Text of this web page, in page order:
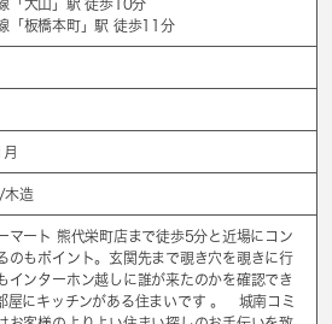
「 大山 」駅 徒歩10分
「 板橋本町」駅 徒歩11分
木造
マート 熊代栄町店まで徒歩5分と近場にコン
のもポイント。玄関先まで覗き穴を覗きに行
インターホン越しに誰が来たのかを確認でき
屋にキッチンがある住まいです 。 城南コミ